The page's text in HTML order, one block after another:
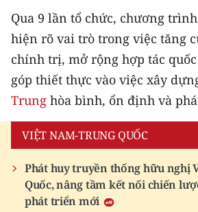
Qua 9 lần tổ chức, chương
hiện rõ vai trò trong việc tăng
chính trị, mở rộng hợp tác
góp thiết thực vào việc xây
Trung hòa bình, ổn định và
VIỆT NAM-TRUNG QUỐC
Phát huy truyền thống hữu nghị
Quốc, nâng tầm kết nối chiến
phát triển mới